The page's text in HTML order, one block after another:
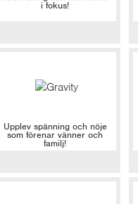
i fokus!
Upplev spänning och nöje
som förenar vänner och
familj!